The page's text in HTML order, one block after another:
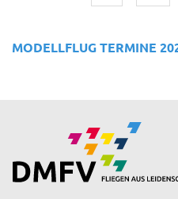
MODELLFLUG TERMINE